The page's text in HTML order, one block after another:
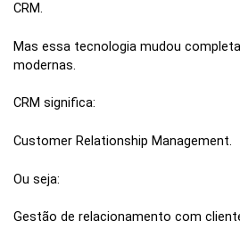
CRM.
Mas essa tecnologia mudou
modernas.
CRM significa:
Customer Relationship Management.
Ou seja:
Gestão de relacionamento com